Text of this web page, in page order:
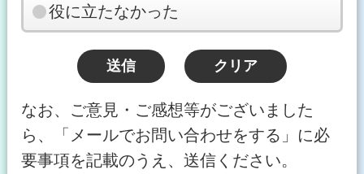
役に立たなかった
なお、ご意見・ご感想等がございました
ら、「メールでお問い合わせをする」に必
要事項を記載のうえ、送信ください。